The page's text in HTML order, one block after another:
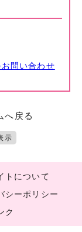
問い合わせ
へ戻る
示
トについて
シーポリシー
ク